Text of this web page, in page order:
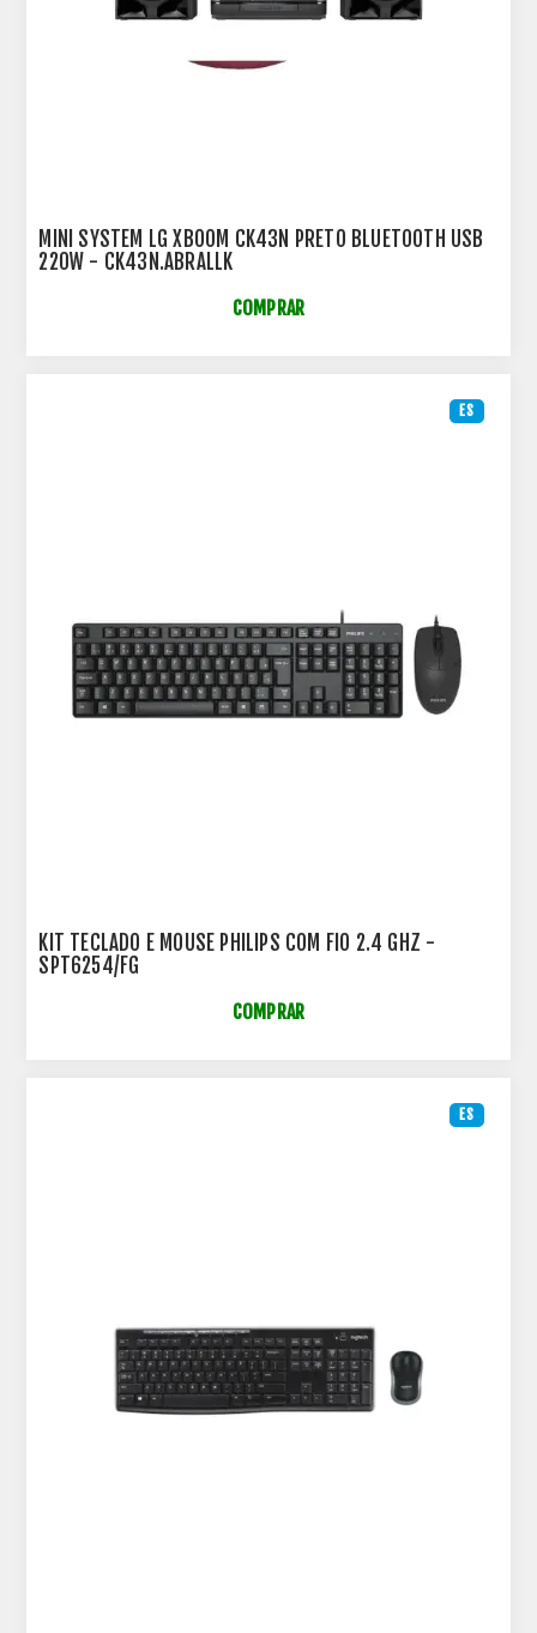
MINI SYSTEM LG XBOOM CK43N PRETO BLUETOOTH USB
220W - CK43N.ABRALLK
COMPRAR
ES
KIT TECLADO E MOUSE PHILIPS COM FIO 2.4 GHZ -
SPT6254/FG
COMPRAR
ES